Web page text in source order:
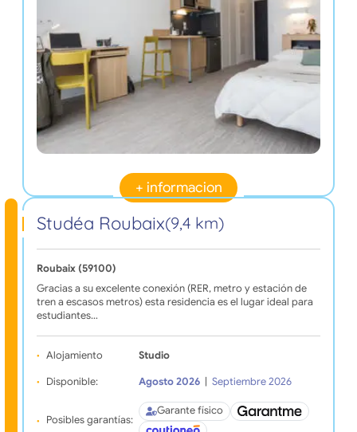
+ informacion
Studéa Roubaix(9,4 km)
Roubaix (59100)
Gracias a su excelente conexión (RER, metro y estación de
tren a escasos metros) esta residencia es el lugar ideal para
estudiantes…
Alojamiento Studio
Disponible: Agosto 2026 Septiembre 2026
Posibles garantías:
Garante físico